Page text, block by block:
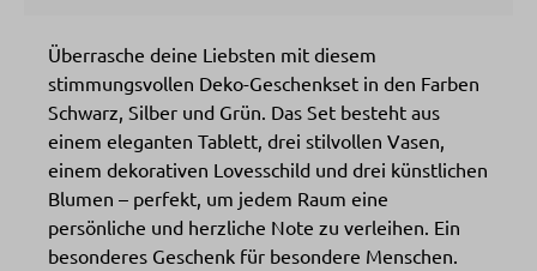
Überrasche deine Liebsten mit diesem
stimmungsvollen Deko-Geschenkset in den Farben
Schwarz, Silber und Grün. Das Set besteht aus
einem eleganten Tablett, drei stilvollen Vasen,
einem dekorativen Lovesschild und drei künstlichen
Blumen – perfekt, um jedem Raum eine
persönliche und herzliche Note zu verleihen. Ein
besonderes Geschenk für besondere Menschen.